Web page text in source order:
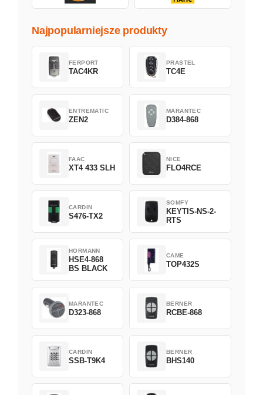
Najpopularniejsze produkty
FERPORT
TAC4KR
PRASTEL
TC4E
ENTREMATIC
ZEN2
MARANTEC
D384-868
FAAC
XT4 433 SLH
NICE
FLO4RCE
CARDIN
S476-TX2
SOMFY
KEYTIS-NS-2-
RTS
HORMANN
HSE4-868
BS BLACK
CAME
TOP432S
MARANTEC
D323-868
BERNER
RCBE-868
CARDIN
SSB-T9K4
BERNER
BHS140